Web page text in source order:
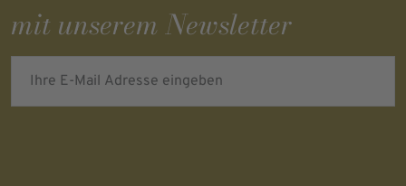
mit unserem Newsletter